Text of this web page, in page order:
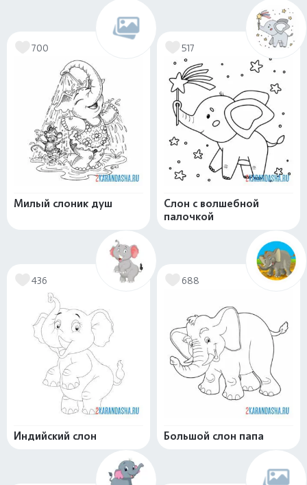
700
Милый слоник душ
517
Слон с волшебной
палочкой
436
Индийский слон
688
Большой слон папа